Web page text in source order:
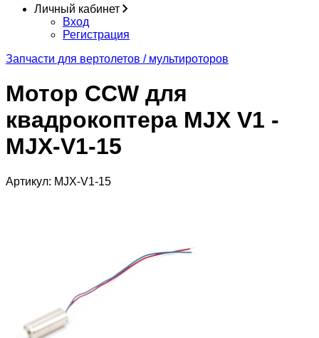
Личный кабинет
Вход
Регистрация
Запчасти для вертолетов / мультироторов
Мотор CCW для
квадрокоптера MJX V1 -
MJX-V1-15
Артикул: MJX-V1-15